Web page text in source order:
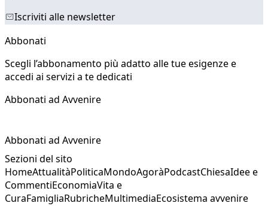
Iscriviti alle newsletter
Abbonati
Scegli l’abbonamento più adatto alle tue esigenze e
accedi ai servizi a te dedicati
Abbonati ad Avvenire
Abbonati ad Avvenire
Sezioni del sito
HomeAttualitàPoliticaMondoAgoràPodcastChiesaIdee e
CommentiEconomiaVita e
CuraFamigliaRubricheMultimediaEcosistema avvenire